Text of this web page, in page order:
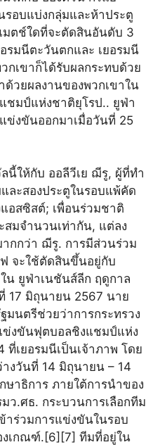
อบแบ่งกลุ่มและห้าประตู
มตช์ใดที่จะตัดสินอันดับ 3
รมนีตะวันตกและ เยอรมนี
กเขาก็ได้รับผลกระทบด้วย
วยผลงานของพวกเขาใน
ชมป์แห่งชาติยุโรป.. ยูฟ่า
ข่งขันออกมาเมื่อวันที่ 25
นี้ให้กับ ออลีวีเย ฌีรู, ผู้ที่ทำ
ละสองประตูในรอบแพ้คัด
อสซิสต์; เพื่อนร่วมชาติ
สมจำนวนเท่ากัน, แต่ลง
กกว่า ฌีรู. การมีส่วนร่วม
ฟ จะใช้ตัดสินขึ้นอยู่กับ
น ยูฟ่าเนชันส์ลีก ฤดูกาล
17 มิถุนายน 2567 นาย
มนตรีช่วยว่าการกระทรวง
ข่งขันฟุตบอลชิงแชมป์แห่ง
ที่เยอรมนีเป็นเจ้าภาพ โดย
งวันที่ 14 มิถุนายน – 14
ษาธิการ ภายใต้การนำของ
ว.ศธ. กระบวนการเลือกทีม
ร่วมการแข่งขันในรอบ
เกณฑ์.[6][7] ทีมที่อยู่ใน